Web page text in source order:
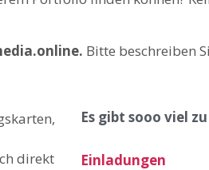
Bitte beschreiben
direkt
Es gibt sooo viel
Einladungen